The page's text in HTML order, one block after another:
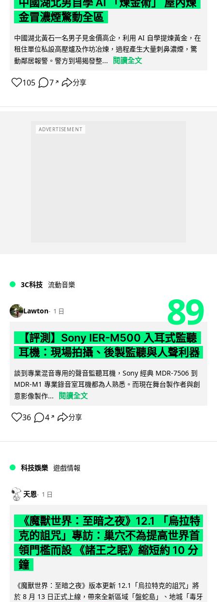
中國湖北男自學 AI 「煉金術」 屋內煉
金冒濃煙驚動全區
中國湖北黃石一名男子見金價高企，利用 AI 自學提煉黃金，在
租住單位私設高壓爐及作坊冶煉，過程產生大量刺鼻濃煙，驚
動鄰居報警。警方到場揭發整...
閱讀全文
105 7 ↗ 分享
ADVERTISEMENT
3C科技 流動音樂
Lawton 1 日 89
【評測】Sony IER-M500 入耳式監聽
耳機：現場拍攝、後製監聽與人聲利器
談到專業混音專用的聲音監聽耳機，Sony 經典 MDR-7506 到
MDR-M1 專業錄音室耳機都為人熟悉。而現在舞台製作者與創
意影像製作...
閱讀全文
36 4 ↗ 分享
科技娛樂 遊戲情報
天恩 1 日
《魔獸世界：至暗之夜》12.1 「烏拉特
克的詛咒」專訪：巢穴不為提高世界首
領門檻而設 《諸王之眠》縮短約 10 分
鐘
《魔獸世界：至暗之夜》版本更新 12.1「烏拉特克的詛咒」將
於 8 月 13 日正式上線，帶來全新區域「盤蛇島」、地城「毒牙